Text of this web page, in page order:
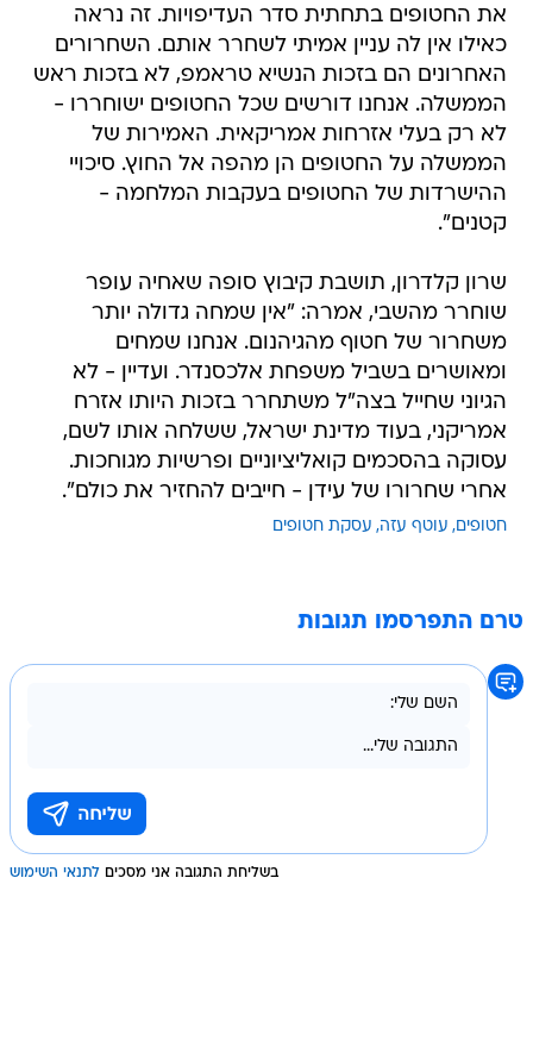
את החטופים בתחתית סדר העדיפויות. זה נראה
כאילו אין לה עניין אמיתי לשחרר אותם. השחרורים
האחרונים הם בזכות הנשיא טראמפ, לא בזכות ראש
הממשלה. אנחנו דורשים שכל החטופים ישוחררו -
לא רק בעלי אזרחות אמריקאית. האמירות של
הממשלה על החטופים הן מהפה אל החוץ. סיכויי
ההישרדות של החטופים בעקבות המלחמה -
קטנים".
שרון קלדרון, תושבת קיבוץ סופה שאחיה עופר
שוחרר מהשבי, אמרה: "אין שמחה גדולה יותר
משחרור של חטוף מהגיהנום. אנחנו שמחים
ומאושרים בשביל משפחת אלכסנדר. ועדיין - לא
הגיוני שחייל בצה"ל משתחרר בזכות היותו אזרח
אמריקני, בעוד מדינת ישראל, ששלחה אותו לשם,
עסוקה בהסכמים קואליציוניים ופרשיות מגוחכות.
אחרי שחרורו של עידן - חייבים להחזיר את כולם".
חטופים עוטף עזה עסקת חטופים
טרם התפרסמו תגובות
בשליחת התגובה אני מסכים לתנאי השימוש